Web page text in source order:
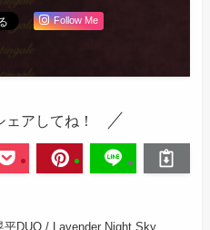
Follow Me
アしてね！
平DUO / Lavender Night Sky